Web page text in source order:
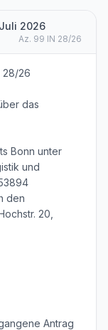
2026
Az. 99 IN 28/26
28/26
das
Bonn unter
und
den
20,
Antrag